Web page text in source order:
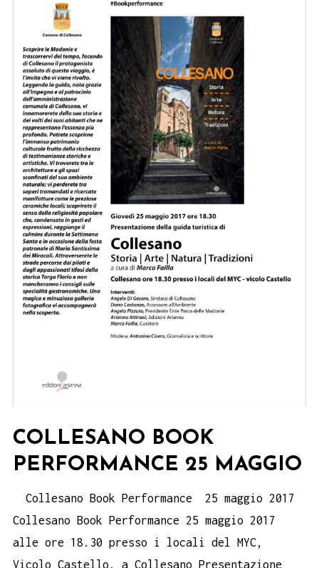
COLLESANO BOOK
PERFORMANCE 25 MAGGIO
Collesano Book Performance 25 maggio 2017
Collesano Book Performance 25 maggio 2017
alle ore 18.30 presso i locali del MYC,
Vicolo Castello, a Collesano Presentazione